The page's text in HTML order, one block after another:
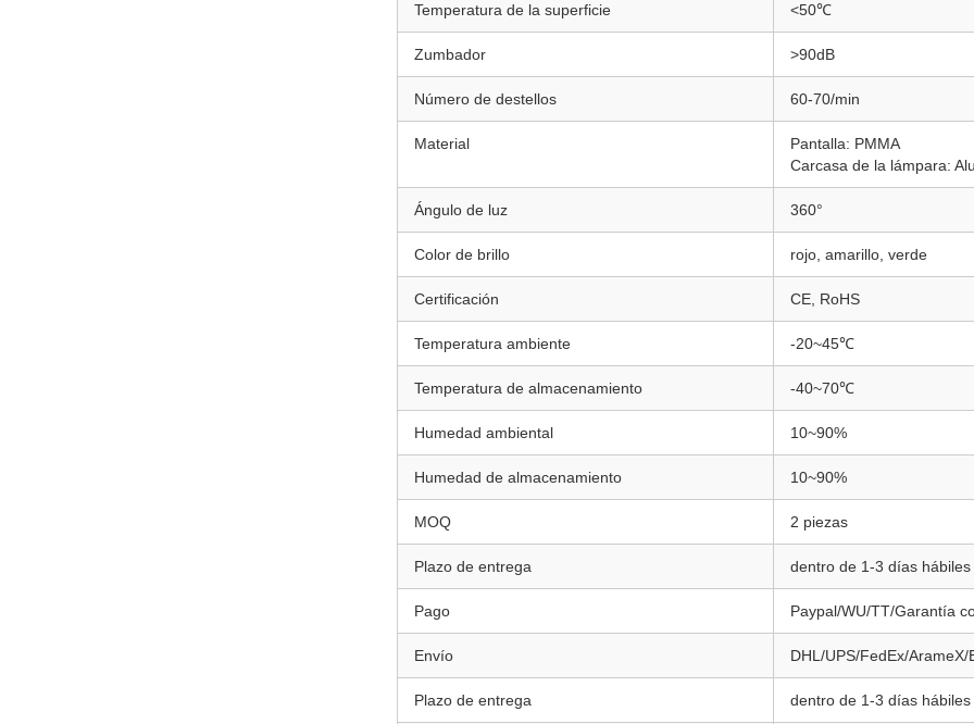
Temperatura de la superficie <50℃
Zumbador >90dB
Número de destellos 60-70/min
Material
Pantalla: PMMA
Carcasa de la lámpara:
Ángulo de luz 360°
Color de brillo rojo, amarillo, verde
Certificación CE, RoHS
Temperatura ambiente -20~45℃
Temperatura de almacenamiento -40~70℃
Humedad ambiental 10~90%
Humedad de almacenamiento 10~90%
MOQ 2 piezas
Plazo de entrega dentro de 1-3 días hábiles
Pago Paypal/WU/TT/Garantía
Envío DHL/UPS/FedEx/ArameX/
Plazo de entrega dentro de 1-3 días hábiles